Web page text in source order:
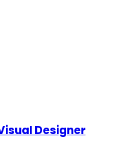
Designer